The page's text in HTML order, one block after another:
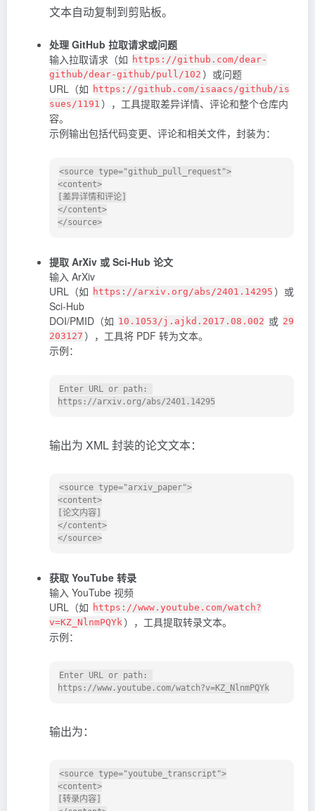
文本自动复制到剪贴板。
处理 GitHub 拉取请求或问题
输入拉取请求（如 https://github.com/dear-
github/dear-github/pull/102 ）或问题
URL（如 https://github.com/isaacs/github/is
sues/1191 ），工具提取差异详情、评论和整个仓库内
容。
示例输出包括代码变更、评论和相关文件，封装为：
<source type="github_pull_request">
<content>
[差异详情和评论]
</content>
提取 ArXiv 或 Sci-Hub 论文
输入 ArXiv
URL（如 https://arxiv.org/abs/2401.14295 ）或
Sci-Hub
DOI/PMID（如 10.1053/j.ajkd.2017.08.002 或 29
203127 ），工具将 PDF 转为文本。
示例：
Enter URL or path:
输出为 XML 封装的论文文本：
<source type="arxiv_paper">
<content>
[论文内容]
</content>
获取 YouTube 转录
输入 YouTube 视频
URL（如 https://www.youtube.com/watch?
v=KZ_NlnmPQYk ），工具提取转录文本。
示例：
Enter URL or path:
输出为：
<source type="youtube_transcript">
<content>
[转录内容]